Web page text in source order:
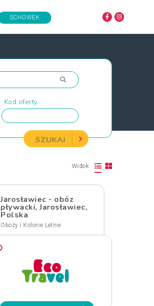
SCHOWEK
Kod oferty
SZUKAJ
Widok
Jarosławiec - obóz
pływacki, Jarosławiec,
Polska
Obozy i Kolonie Letnie